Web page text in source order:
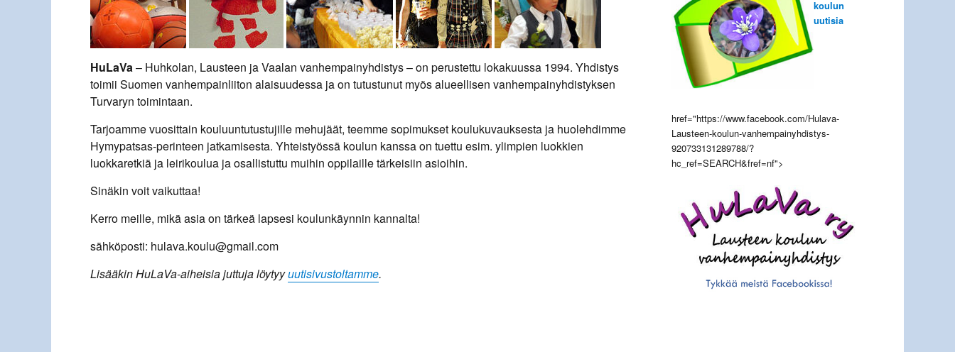
HuLaVa– Huhkolan, Lausteen ja Vaalan vanhempainyhdistys – on perustettu lokakuussa 1994. Yhdistys
toimii Suomen vanhempainliiton alaisuudessa ja on tutustunut myös alueellisen vanhempainyhdistyksen
Turvaryn toimintaan.
Tarjoamme vuosittain kouluuntutustujille mehujäät, teemme sopimukset koulukuvauksesta ja huolehdimme
Hymypatsas-perinteen jatkamisesta. Yhteistyössä koulun kanssa on tuettu esim. ylimpien luokkien
luokkaretkiä ja leirikoulua ja osallistuttu muihin oppilaille tärkeisiin asioihin.
Sinäkin voit vaikuttaa!
Kerro meille, mikä asia on tärkeä lapsesi koulunkäynnin kannalta!
sähköposti: hulava.koulu@gmail.com
Lisääkin HuLaVa-aiheisia juttuja löytyyuutisivustoltamme.
koulun
uutisia
href="https://www.facebook.com/Hulava-
Lausteen-koulun-vanhempainyhdistys-
920733131289788/?
hc_ref=SEARCH&fref=nf">